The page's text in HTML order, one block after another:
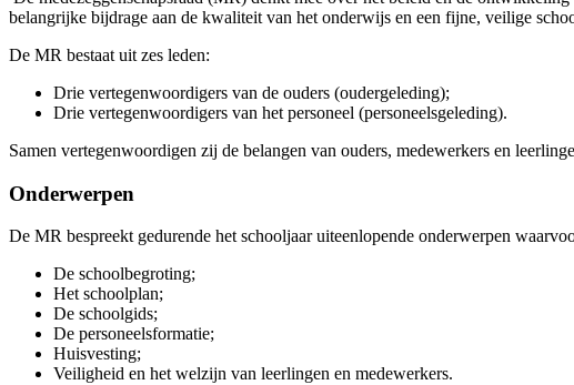
belangrijke bijdrage aan de kwaliteit van het onderwijs en een fijne, veilige
De MR bestaat uit zes leden:
Drie vertegenwoordigers van de ouders (oudergeleding);
Drie vertegenwoordigers van het personeel (personeelsgeleding).
Samen vertegenwoordigen zij de belangen van ouders, medewerkers en
Onderwerpen
De MR bespreekt gedurende het schooljaar uiteenlopende onderwerpen
De schoolbegroting;
Het schoolplan;
De schoolgids;
De personeelsformatie;
Huisvesting;
Veiligheid en het welzijn van leerlingen en medewerkers.